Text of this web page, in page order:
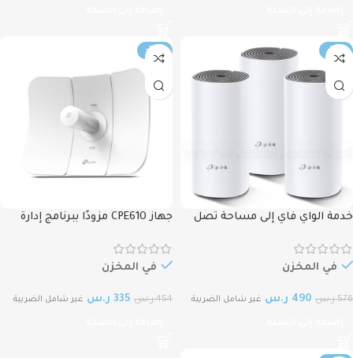
-15%
خدمة الواي فاي إلى مساحة تصل
E4(3-pack) AC1200 Whole Home
Mesh Wi-Fi System
في المخزن
576 ر.س 490 ر.س غير شامل الضريبة
-26%
جهاز CPE610 مزودًا ببرنامج إدارة
Outdoor CPE Access point with
Dual Polarized Directional
في المخزن
454 ر.س 335 ر.س غير شامل الضريبة